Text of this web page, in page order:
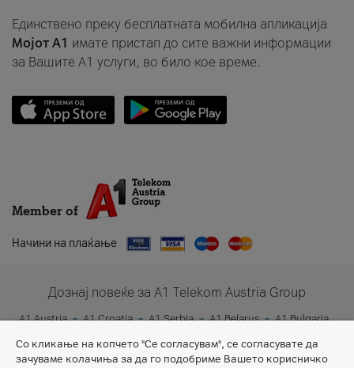
Единствено преку бесплатната мобилна апликација
Мојот A1 имате пристап до сите важни информации
за Вашите A1 услуги, во било кое време.
Member of
Начини на плаќање
Дознај повеќе за A1 Telekom Austria Group
A1 Austria A1 Croatia A1 Serbia A1 Belarus
A1 Bulgaria
A1 Slovenia
A1 Digital
Со кликање на копчето "Се согласувам", се согласувате да
зачуваме колачиња за да го подобриме Вашето корисничко